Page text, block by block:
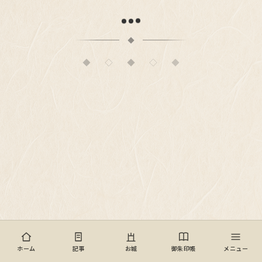
ホーム 記事 お城 御朱印帳 メニュー
◆ ◇ ◆ ◇ ◆